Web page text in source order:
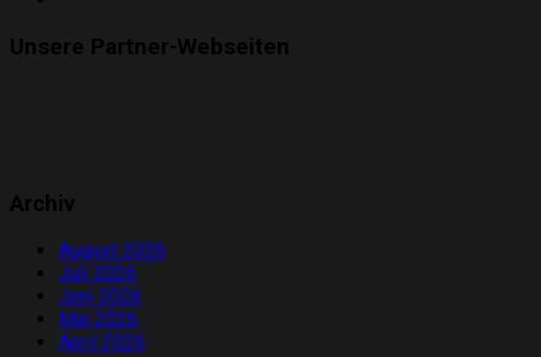
Unsere Partner-Webseiten
Archiv
August 2026
Juli 2026
Juni 2026
Mai 2026
April 2026